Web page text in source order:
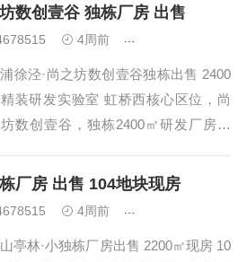
层高7.2米，框架+砖混结构，楼板承
...
数创壹谷 独栋厂房 出售
4周前
徐泾·尚之坊数创壹谷独栋出售 2400
装研发实验室 虹桥西核心区位，尚
数创壹谷，独栋2400㎡研发厂房出
崧泽高架，距虹桥枢纽仅10分钟车
。...
厂房 出售 104地块现房
4周前
亭林·小独栋厂房出售 2200㎡现房 10